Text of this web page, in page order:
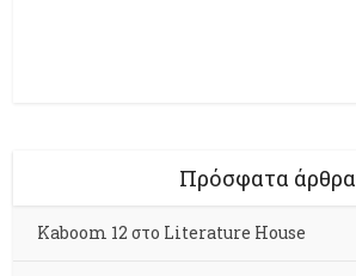
Πρόσφατα άρθρα
Kaboom 12 στο Literature House